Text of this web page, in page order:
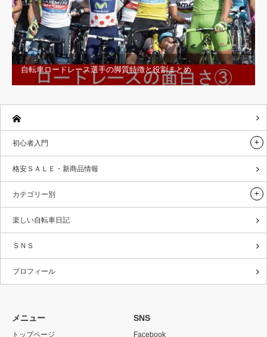
自転車ロードレース選手の脚質特徴と役割まとめ
初心者入門
格安ＳＡＬＥ・新商品情報
カテゴリー別
楽しい自転車日記
ＳＮＳ
プロフィール
メニュー
トップページ
SNS
Facebook